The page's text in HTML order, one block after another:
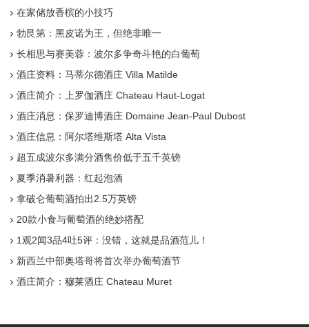
在家储放香槟的小技巧
勃艮第：黑皮诺为王，但绝非唯一
长相思与赛美蓉：波尔多争奇斗艳的白葡萄
酒庄资料：马蒂尔德酒庄 Villa Matilde
酒庄简介：上罗伽酒庄 Chateau Haut-Logat
酒庄消息：保罗迪博酒庄 Domaine Jean-Paul Dubost
酒庄信息：阿尔塔维斯塔 Alta Vista
超五成波尔多满分酒售价低于五千英镑
夏季消暑利器：红起泡酒
拿破仑葡萄酒拍出2.5万英镑
20款小食与葡萄酒的绝妙搭配
1观2闻3品4吐5评：没错，这就是品酒范儿！
新西兰中部奥塔哥将首次举办葡萄酒节
酒庄简介：穆莱酒庄 Chateau Muret